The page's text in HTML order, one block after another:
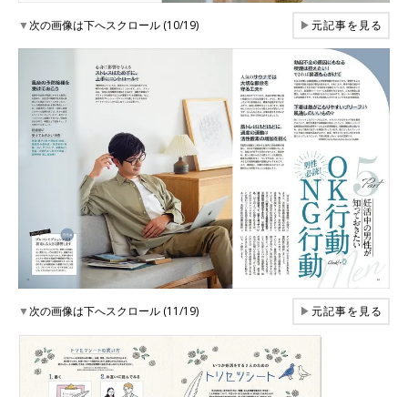
▼次の画像は下へスクロール (10/19) ▶元記事を見る
▼次の画像は下へスクロール (11/19) ▶元記事を見る